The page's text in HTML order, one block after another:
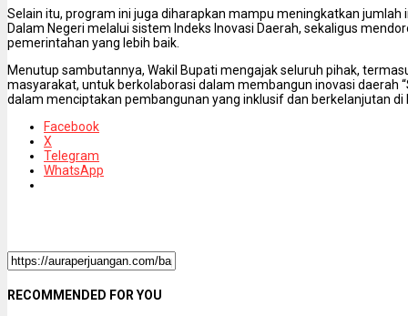
Selain itu, program ini juga diharapkan mampu meningkatkan jumlah
Dalam Negeri melalui sistem Indeks Inovasi Daerah, sekaligus
pemerintahan yang lebih baik.
Menutup sambutannya, Wakil Bupati mengajak seluruh pihak,
masyarakat, untuk berkolaborasi dalam membangun inovasi daerah
dalam menciptakan pembangunan yang inklusif dan berkelanjutan di
Facebook
X
Telegram
WhatsApp
RECOMMENDED FOR YOU